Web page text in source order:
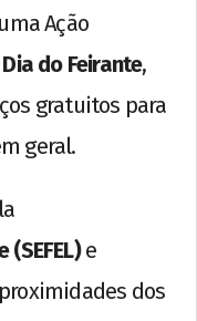
Ação
Dia do Feirante,
gratuitos para
geral.
e
dos